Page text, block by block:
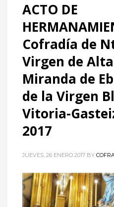
ACTO DE
Cofradía de
Virgen de
Miranda de
de la Virgen
Vitoria-
2017
JUEVES, 26 ENERO 2017 BY